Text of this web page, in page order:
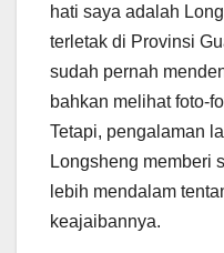
hati saya adalah
terletak di Provinsi
sudah pernah
bahkan melihat foto-
Tetapi, pengalaman
Longsheng memberi
lebih mendalam
keajaibannya.